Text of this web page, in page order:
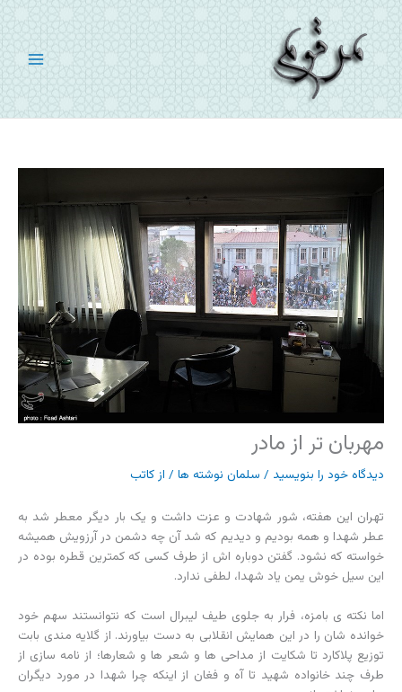
پرش
به
محتوا
مهربان تر از مادر
دیدگاه‌ خود را بنویسید / سلمان نوشته ها / از کاتب
تهران این هفته، شور شهادت و عزت داشت و یک بار دیگر معطر شد به
عطر شهدا و همه بودیم و دیدیم که شد آن چه دشمن در آرزویش همیشه
خواسته که نشود. گفتن دوباره اش از طرف کسی که کمترین قطره بوده در
این سیل خوش یمن یاد شهدا، لطفی ندارد.
اما نکته ی بامزه، فرار به جلوی طیف لیبرال است که نتوانستند سهم خود
خوانده شان را در این همایش انقلابی به دست بیاورند. از گلایه مندی بابت
توزیع پلاکارد تا شکایت از مداحی ها و شعر ها و شعارها؛ از نامه سازی از
طرف چند خانواده شهید تا آه و فغان از اینکه چرا شهدا در مورد دیگران